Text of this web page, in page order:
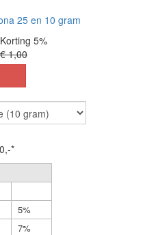
25 en 10 gram
Korting 5%
€ 1,00
*
5%
7%